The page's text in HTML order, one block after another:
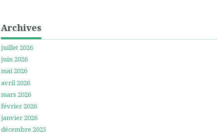
Archives
juillet 2026
juin 2026
mai 2026
avril 2026
mars 2026
février 2026
janvier 2026
décembre 2025